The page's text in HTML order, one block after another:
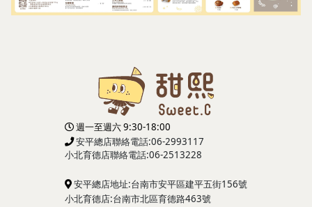
週一至週六 9:30-18:00
安平總店聯絡電話:06-2993117
小北育德店聯絡電話:06-2513228
安平總店地址:台南市安平區建平五街156號
小北育德店:台南市北區育德路463號